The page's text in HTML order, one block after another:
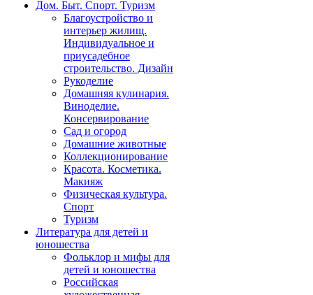
Дом. Быт. Спорт. Туризм
Благоустройство и
интерьер жилищ.
Индивидуальное и
приусадебное
строительство. Дизайн
Рукоделие
Домашняя кулинария.
Виноделие.
Консервирование
Сад и огород
Домашние животные
Коллекционирование
Красота. Косметика.
Макияж
Физическая культура.
Спорт
Туризм
Литература для детей и
юношества
Фольклор и мифы для
детей и юношества
Российская